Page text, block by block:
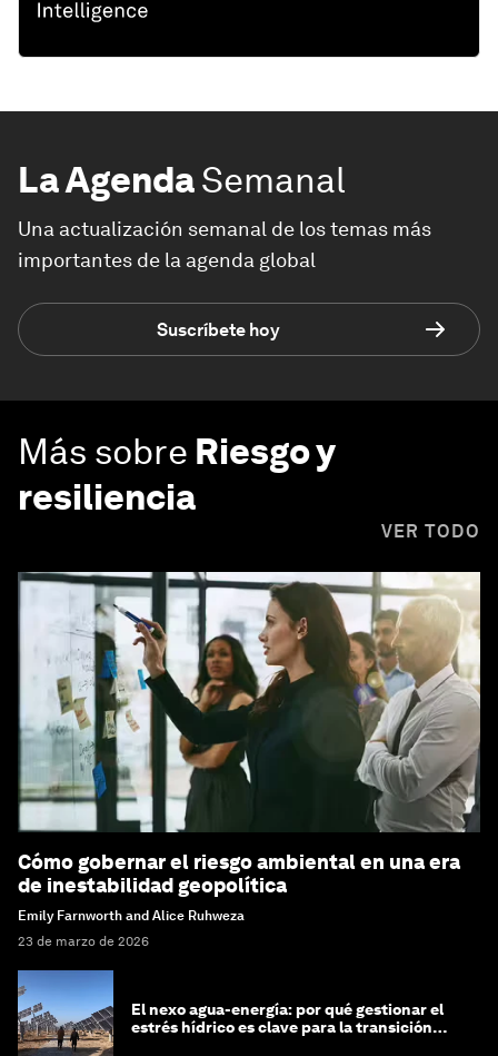
La AgendaSemanal
Una actualización semanal de los temas más
importantes de la agenda global
Suscríbete hoy
Más sobre Riesgo y
resiliencia
VER TODO
Cómo gobernar el riesgo ambiental en una era
de inestabilidad geopolítica
Emily Farnworth and Alice Ruhweza
23 de marzo de 2026
El nexo agua-energía: por qué gestionar el
estrés hídrico es clave para la transición